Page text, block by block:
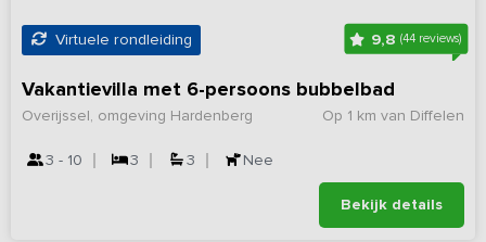
Virtuele rondleiding 9,8(44 reviews)
Vakantievilla met 6-persoons bubbelbad
Op 1 km van Diffelen
Overijssel, omgeving Hardenberg
3 - 10 3 3 Nee
Bekijk details